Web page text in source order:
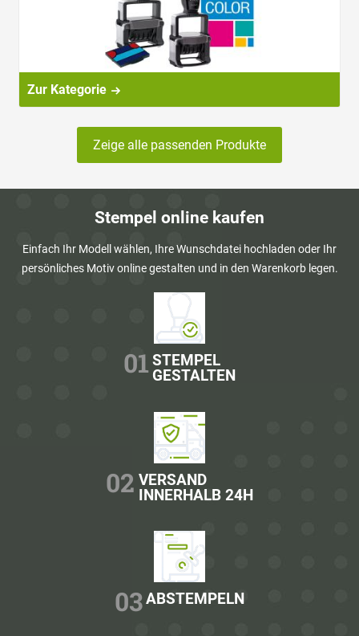
Zur Kategorie
Zeige alle passenden Produkte
Stempel online kaufen
Einfach Ihr Modell wählen, Ihre Wunschdatei hochladen oder Ihr
persönliches Motiv online gestalten und in den Warenkorb legen.
01 STEMPEL
GESTALTEN
02 VERSAND
INNERHALB 24H
03 ABSTEMPELN